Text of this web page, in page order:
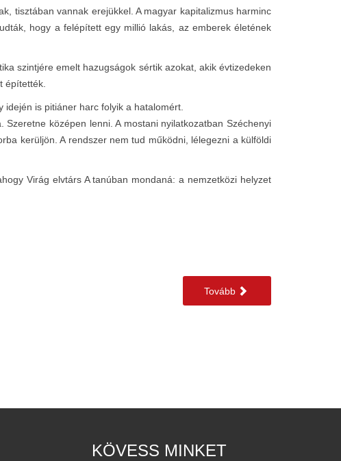
tisztában vannak erejükkel. A magyar kapitalizmus harminc
hogy a felépített egy millió lakás, az emberek életének
szintjére emelt hazugságok sértik azokat, akik évtizedeken
építették.
is pitiáner harc folyik a hatalomért.
középen lenni. A mostani nyilatkozatban Széchenyi
kerüljön. A rendszer nem tud működni, lélegezni a külföldi
Virág elvtárs A tanúban mondaná: a nemzetközi helyzet
Tovább
KÖVESS MINKET